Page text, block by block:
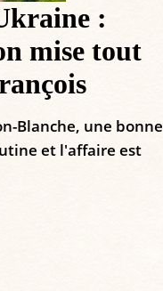
:
mise tout
Blanche, une bonne
et l'affaire est